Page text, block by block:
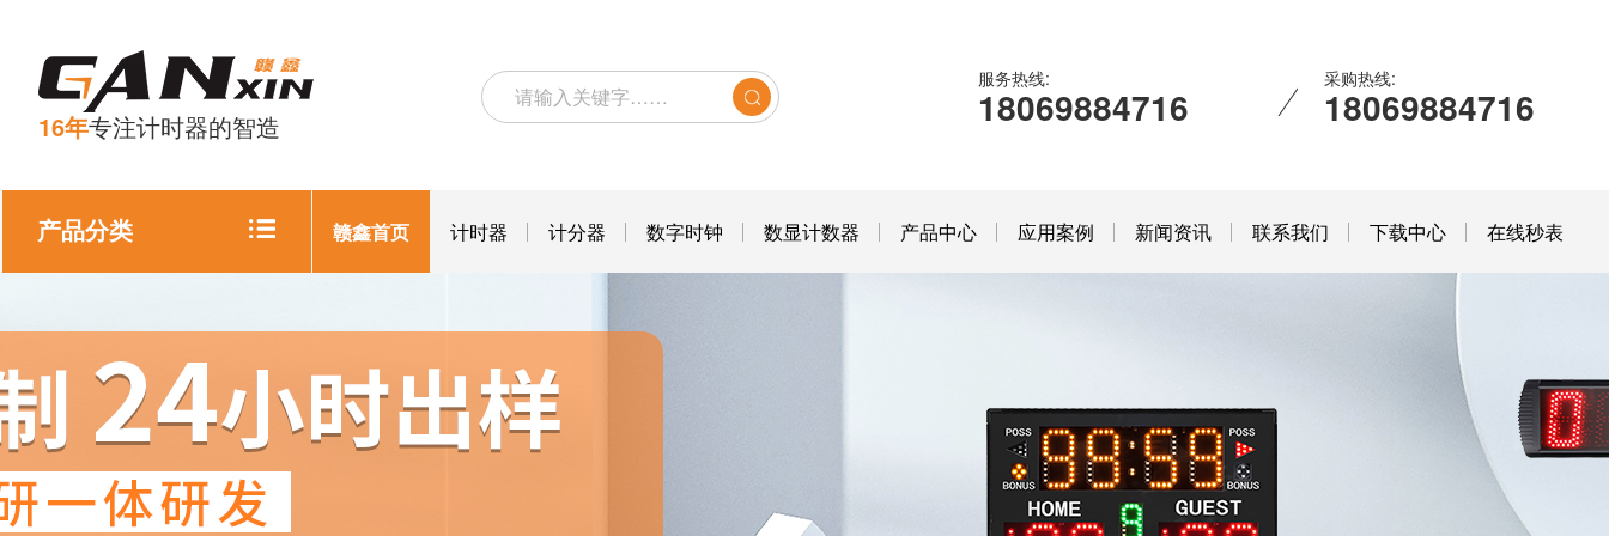
16年专注计时器的智造
服务热线:
18069884716
采购热线:
18069884716
产品分类 赣鑫首页 计时器 计分器 数字时钟 数显计数器 产品中心 应用案例 新闻资讯 联系我们 下载中心 在线秒表